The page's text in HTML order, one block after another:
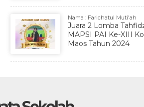
Nama : Farichatul Muti'ah
Juara 2 Lomba
MAPSI PAI Ke-XIII
Maos Tahun 2024